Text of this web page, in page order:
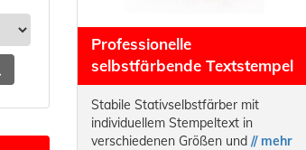
Professionelle
selbstfärbende Textstempel
Stabile Stativselbstfärber mit
individuellem Stempeltext in
verschiedenen Größen und // mehr